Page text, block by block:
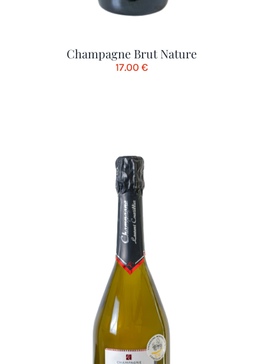
Champagne Brut Nature
17.00€